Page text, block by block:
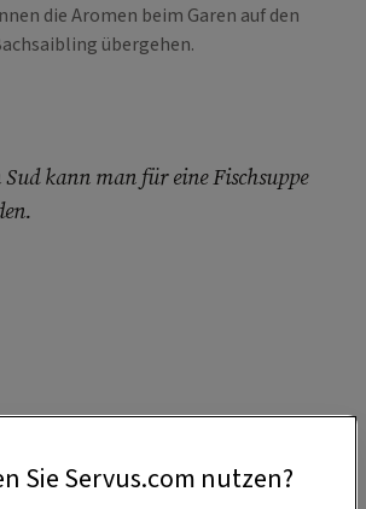
die Aromen beim Garen auf den
übergehen.
kann man für eine Fischsuppe
Sie Servus.com nutzen?